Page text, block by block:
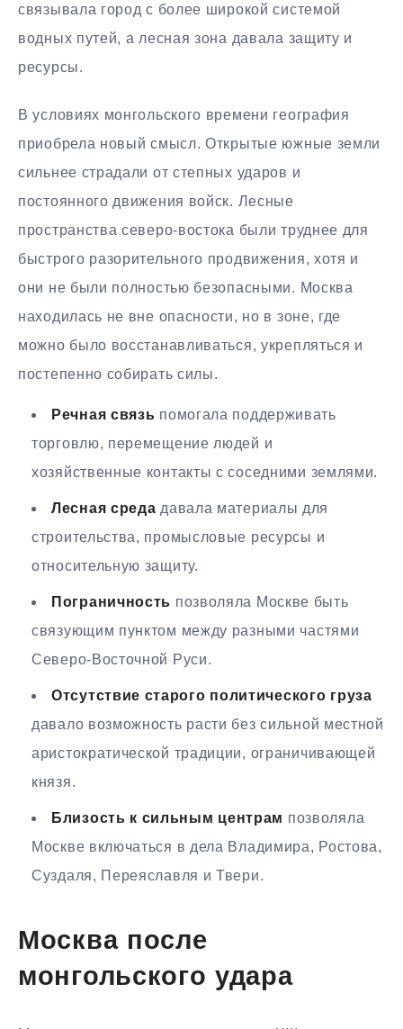
связывала город с более широкой системой
водных путей, а лесная зона давала защиту и
ресурсы.
В условиях монгольского времени география
приобрела новый смысл. Открытые южные земли
сильнее страдали от степных ударов и
постоянного движения войск. Лесные
пространства северо-востока были труднее для
быстрого разорительного продвижения, хотя и
они не были полностью безопасными. Москва
находилась не вне опасности, но в зоне, где
можно было восстанавливаться, укрепляться и
постепенно собирать силы.
Речная связь помогала поддерживать
торговлю, перемещение людей и
хозяйственные контакты с соседними землями.
Лесная среда давала материалы для
строительства, промысловые ресурсы и
относительную защиту.
Пограничность позволяла Москве быть
связующим пунктом между разными частями
Северо-Восточной Руси.
Отсутствие старого политического груза
давало возможность расти без сильной местной
аристократической традиции, ограничивающей
князя.
Близость к сильным центрам позволяла
Москве включаться в дела Владимира, Ростова,
Суздаля, Переяславля и Твери.
Москва после
монгольского удара